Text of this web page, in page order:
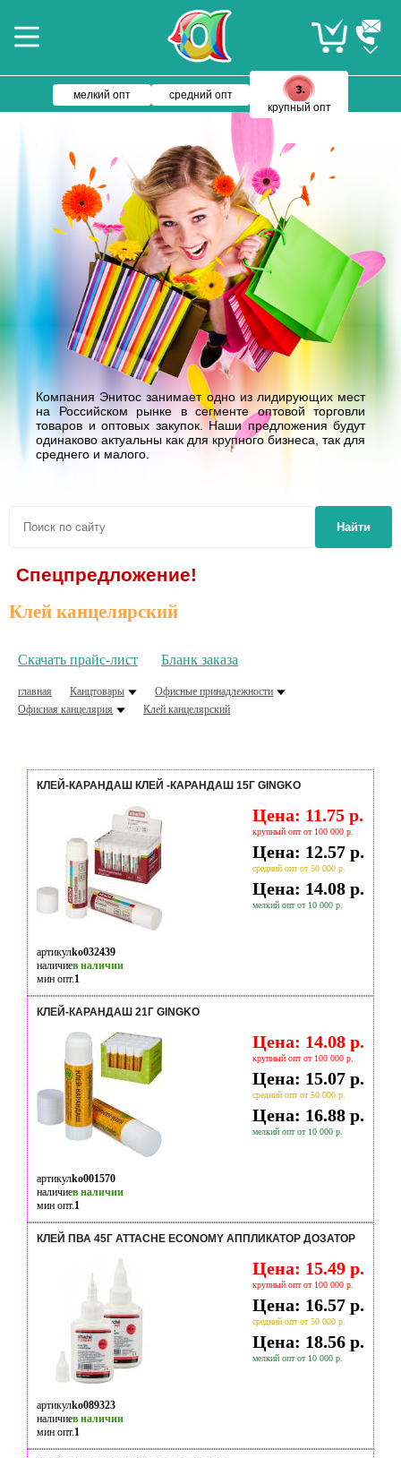
мелкий опт
средний опт
крупный опт
Компания Энитос занимает одно из лидирующих мест
на Российском рынке в сегменте оптовой торговли
товаров и оптовых закупок. Наши предложения будут
одинаково актуальны как для крупного бизнеса, так для
среднего и малого.
Найти
Клей канцелярский
Скачать прайс-лист Бланк заказа
главная Канцтовары
Офисные принадлежности
Офисная канцелярия
Клей канцелярский
КЛЕЙ-КАРАНДАШ КЛЕЙ -КАРАНДАШ 15Г GINGKO
Цена: 11.75 р.
крупный опт от 100 000 р.
Цена: 12.57 р.
средний опт от 50 000 р.
Цена: 14.08 р.
мелкий опт от 10 000 р.
артикулko032439
наличиев наличии
мин опт.1
КЛЕЙ-КАРАНДАШ 21Г GINGKO
Цена: 14.08 р.
крупный опт от 100 000 р.
Цена: 15.07 р.
средний опт от 50 000 р.
Цена: 16.88 р.
мелкий опт от 10 000 р.
артикулko001570
наличиев наличии
мин опт.1
КЛЕЙ ПВА 45Г ATTACHE ECONOMY АППЛИКАТОР ДОЗАТОР
Цена: 15.49 р.
крупный опт от 100 000 р.
Цена: 16.57 р.
средний опт от 50 000 р.
Цена: 18.56 р.
мелкий опт от 10 000 р.
артикулko089323
наличиев наличии
мин опт.1